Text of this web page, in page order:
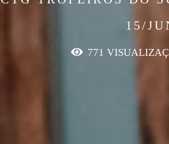
15/
771